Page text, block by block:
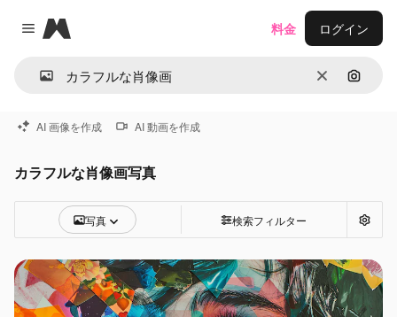
Close menu
Magnific
消去 画像で
料金 ログイン
AI 画像を作成 AI 動画を作成
カラフルな肖像画写真
写真 検索フィルター